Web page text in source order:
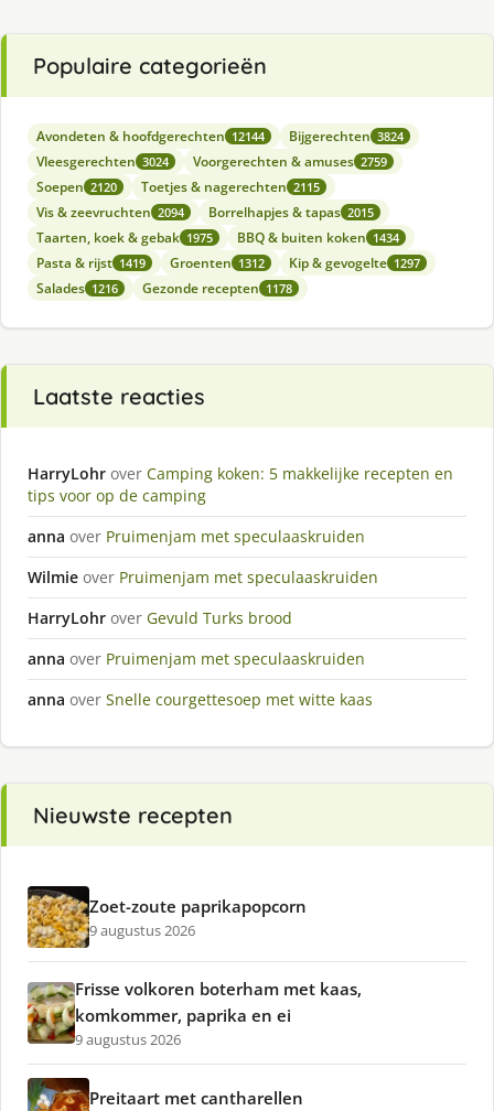
Populaire categorieën
Avondeten & hoofdgerechten 12144 Bijgerechten 3824
Vleesgerechten 3024 Voorgerechten & amuses 2759
Soepen 2120 Toetjes & nagerechten 2115
Vis & zeevruchten 2094 Borrelhapjes & tapas 2015
Taarten, koek & gebak 1975 BBQ & buiten koken 1434
Pasta & rijst 1419 Groenten 1312 Kip & gevogelte 1297
Salades 1216 Gezonde recepten 1178
Laatste reacties
HarryLohr over Camping koken: 5 makkelijke recepten en
tips voor op de camping
anna over Pruimenjam met speculaaskruiden
Wilmie over Pruimenjam met speculaaskruiden
HarryLohr over Gevuld Turks brood
anna over Pruimenjam met speculaaskruiden
anna over Snelle courgettesoep met witte kaas
Nieuwste recepten
Zoet-zoute paprikapopcorn
9 augustus 2026
Frisse volkoren boterham met kaas,
komkommer, paprika en ei
9 augustus 2026
Preitaart met cantharellen